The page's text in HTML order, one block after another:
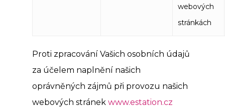
webových
stránkách
Proti zpracování Vašich osobních údajů
za účelem naplnění našich
oprávněných zájmů při provozu našich
webových stránek www.estation.cz